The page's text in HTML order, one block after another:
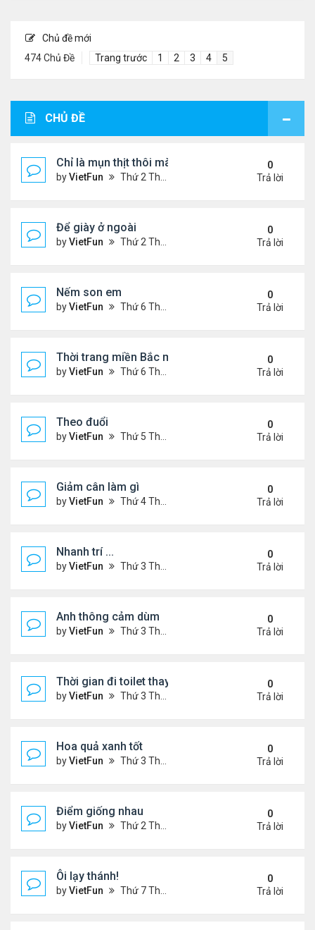
Chủ đề mới
474 Chủ Đề
Trang trước 1 2 3 4 5
CHỦ ĐỀ
Chỉ là mụn thịt thôi mà
byVietFun Thứ 2 Tháng 12 21, 2020 1:01 pm
0
Trả lời
Để giày ở ngoài
byVietFun Thứ 2 Tháng 12 21, 2020 12:59 pm
0
Trả lời
Nếm son em
byVietFun Thứ 6 Tháng 12 18, 2020 10:49 am
0
Trả lời
Thời trang miền Bắc mùa đông
byVietFun Thứ 6 Tháng 12 18, 2020 10:43 am
0
Trả lời
Theo đuổi
byVietFun Thứ 5 Tháng 12 17, 2020 2:57 pm
0
Trả lời
Giảm cân làm gì
byVietFun Thứ 4 Tháng 12 16, 2020 11:05 am
0
Trả lời
Nhanh trí ...
byVietFun Thứ 3 Tháng 12 15, 2020 3:14 pm
0
Trả lời
Anh thông cảm dùm
byVietFun Thứ 3 Tháng 12 15, 2020 3:08 pm
0
Trả lời
Thời gian đi toilet thay đổi theo thời gian
byVietFun Thứ 3 Tháng 12 15, 2020 1:23 pm
0
Trả lời
Hoa quả xanh tốt
byVietFun Thứ 3 Tháng 12 15, 2020 1:13 pm
0
Trả lời
Điểm giống nhau
byVietFun Thứ 2 Tháng 12 14, 2020 12:50 pm
0
Trả lời
Ôi lạy thánh!
byVietFun Thứ 7 Tháng 12 12, 2020 10:25 am
0
Trả lời